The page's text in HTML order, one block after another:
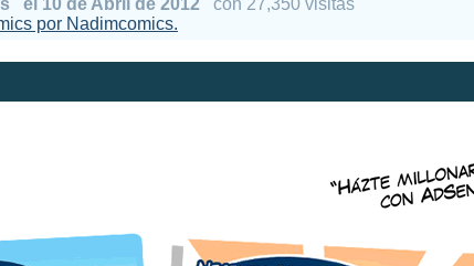
el 10 de Abril de 2012
con 27,350 visitas
por Nadimcomics.